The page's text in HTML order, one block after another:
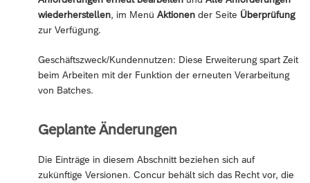
wiederherstellen, im Menü Aktionen der Seite Überprüfung
zur Verfügung.
Geschäftszweck/Kundennutzen: Diese Erweiterung spart Zeit
beim Arbeiten mit der Funktion der erneuten Verarbeitung
von Batches.
Geplante Änderungen
Die Einträge in diesem Abschnitt beziehen sich auf
zukünftige Versionen. Concur behält sich das Recht vor, die